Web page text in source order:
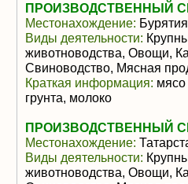
ПРОИЗВОДСТВЕННЫЙ
Местонахождение: Бурятия
Виды деятельности:
животноводства, Овощи,
Свиноводство, Мясная
Краткая информация: мясо
грунта, молоко
ПРОИЗВОДСТВЕННЫЙ
Местонахождение:
Виды деятельности:
животноводства, Овощи,